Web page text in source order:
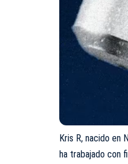
Kris R, nacido en
ha trabajado con